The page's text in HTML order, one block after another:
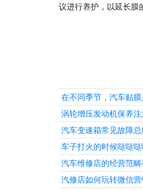
议进行养护，以延长膜
在不同季节，汽车贴
涡轮增压发动机保养
汽车变速箱常见故障
车子打火的时候哒哒
汽车维修店的经营范
汽修店如何玩转微信营